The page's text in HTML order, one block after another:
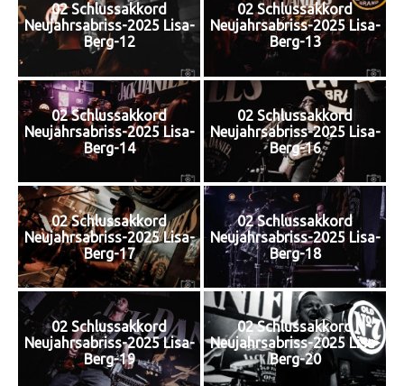
02 Schlussakkord
Neujahrsabriss-2025 Lisa-
Berg-12
02 Schlussakkord
Neujahrsabriss-2025 Lisa-
Berg-13
02 Schlussakkord
Neujahrsabriss-2025 Lisa-
Berg-14
02 Schlussakkord
Neujahrsabriss-2025 Lisa-
Berg-16
02 Schlussakkord
Neujahrsabriss-2025 Lisa-
Berg-17
02 Schlussakkord
Neujahrsabriss-2025 Lisa-
Berg-18
02 Schlussakkord
Neujahrsabriss-2025 Lisa-
Berg-19
02 Schlussakkord
Neujahrsabriss-2025 Lisa-
Berg-20